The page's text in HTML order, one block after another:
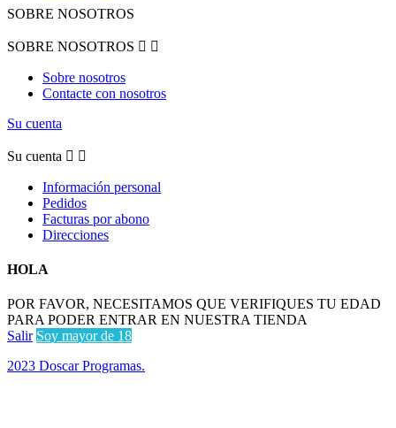
SOBRE NOSOTROS
SOBRE NOSOTROS  
Sobre nosotros
Contacte con nosotros
Su cuenta
Su cuenta  
Información personal
Pedidos
Facturas por abono
Direcciones
HOLA
POR FAVOR, NECESITAMOS QUE VERIFIQUES TU EDAD
PARA PODER ENTRAR EN NUESTRA TIENDA
Salir Soy mayor de 18
2023 Doscar Programas.